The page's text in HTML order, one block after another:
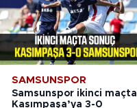
SAMSUNSPOR
Samsunspor ikinci maçta
Kasımpaşa’ya 3-0